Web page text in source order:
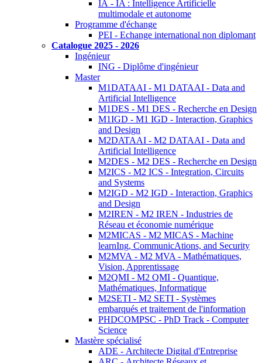
IA - IA : Intelligence Artificielle
multimodale et autonome
Programme d'échange
PEI - Echange international non diplomant
Catalogue 2025 - 2026
Ingénieur
ING - Diplôme d'ingénieur
Master
M1DATAAI - M1 DATAAI - Data and
Artificial Intelligence
M1DES - M1 DES - Recherche en Design
M1IGD - M1 IGD - Interaction, Graphics
and Design
M2DATAAI - M2 DATAAI - Data and
Artificial Intelligence
M2DES - M2 DES - Recherche en Design
M2ICS - M2 ICS - Integration, Circuits
and Systems
M2IGD - M2 IGD - Interaction, Graphics
and Design
M2IREN - M2 IREN - Industries de
Réseau et économie numérique
M2MICAS - M2 MICAS - Machine
learnIng, CommunicAtions, and Security
M2MVA - M2 MVA - Mathématiques,
Vision, Apprentissage
M2QMI - M2 QMI - Quantique,
Mathématiques, Informatique
M2SETI - M2 SETI - Systèmes
embarqués et traitement de l'information
PHDCOMPSC - PhD Track - Computer
Science
Mastère spécialisé
ADE - Architecte Digital d'Entreprise